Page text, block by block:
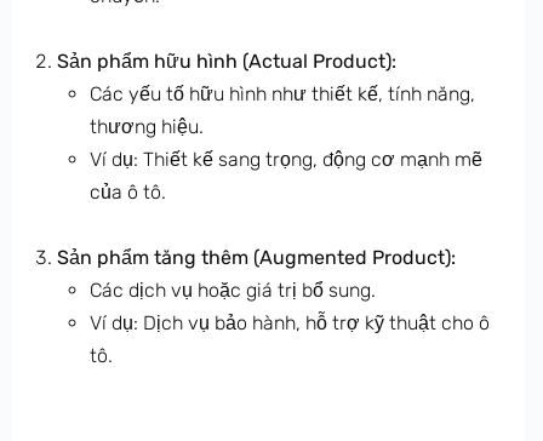
Sản phẩm hữu hình (Actual Product):
Các yếu tố hữu hình như thiết kế, tính năng,
thương hiệu.
Ví dụ: Thiết kế sang trọng, động cơ mạnh mẽ
của ô tô.
Sản phẩm tăng thêm (Augmented Product):
Các dịch vụ hoặc giá trị bổ sung.
Ví dụ: Dịch vụ bảo hành, hỗ trợ kỹ thuật cho ô
tô.